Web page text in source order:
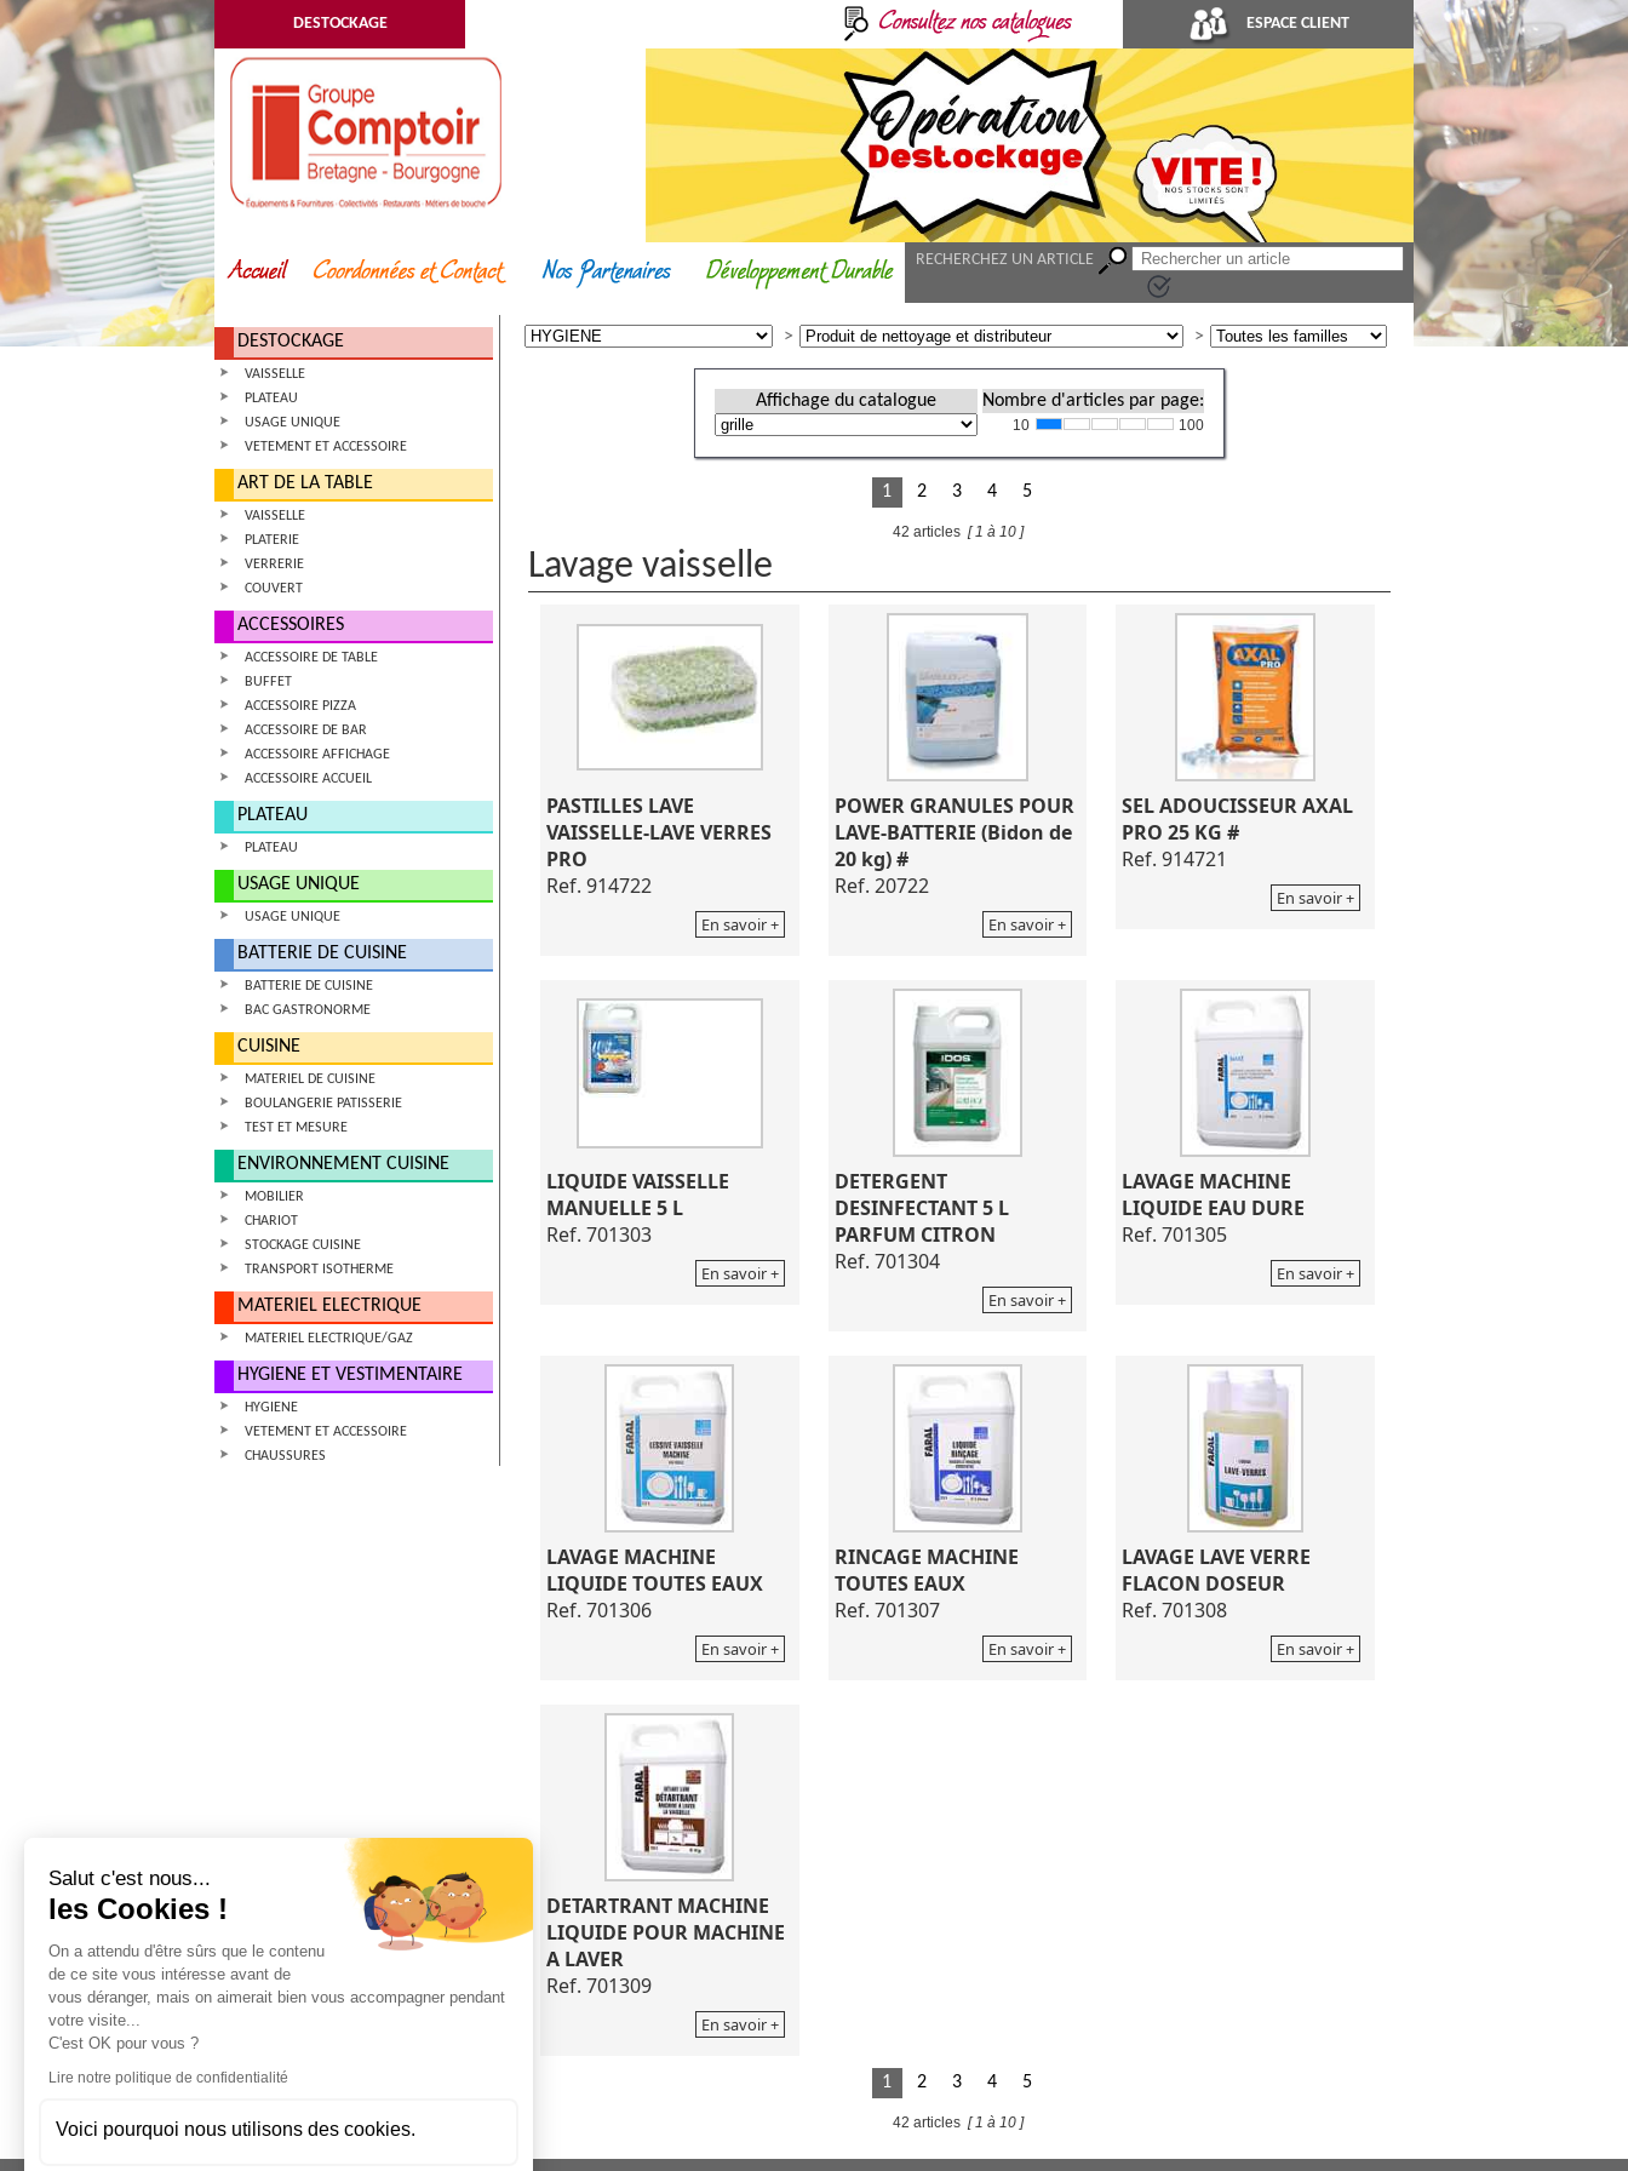
Salut c'est nous...
les Cookies !
On a attendu d'être sûrs que le contenu
de ce site vous intéresse avant de
vous déranger, mais on aimerait bien vous accompagner pendant
votre visite...
C'est OK pour vous ?
Lire notre politique de confidentialité
Voici pourquoi nous utilisons des cookies.
DESTOCKAGE ESPACE CLIENT
RECHERCHEZ UN ARTICLE
DESTOCKAGE
VAISSELLE
PLATEAU
USAGE UNIQUE
VETEMENT ET ACCESSOIRE
ART DE LA TABLE
VAISSELLE
PLATERIE
VERRERIE
COUVERT
ACCESSOIRES
ACCESSOIRE DE TABLE
BUFFET
ACCESSOIRE PIZZA
ACCESSOIRE DE BAR
ACCESSOIRE AFFICHAGE
ACCESSOIRE ACCUEIL
PLATEAU
PLATEAU
USAGE UNIQUE
USAGE UNIQUE
BATTERIE DE CUISINE
BATTERIE DE CUISINE
BAC GASTRONORME
CUISINE
MATERIEL DE CUISINE
BOULANGERIE PATISSERIE
TEST ET MESURE
ENVIRONNEMENT CUISINE
MOBILIER
CHARIOT
STOCKAGE CUISINE
TRANSPORT ISOTHERME
MATERIEL ELECTRIQUE
MATERIEL ELECTRIQUE/GAZ
HYGIENE ET VESTIMENTAIRE
HYGIENE
VETEMENT ET ACCESSOIRE
CHAUSSURES
Affichage du catalogue Nombre d'articles par page:
10 100
1 2 3 4 5
42 articles [ 1 à 10 ]
Lavage vaisselle
PASTILLES LAVE
VAISSELLE-LAVE VERRES
PRO
Ref. 914722
En savoir +
POWER GRANULES POUR
LAVE-BATTERIE (Bidon de
20 kg) #
Ref. 20722
En savoir +
SEL ADOUCISSEUR AXAL
PRO 25 KG #
Ref. 914721
En savoir +
LIQUIDE VAISSELLE
MANUELLE 5 L
Ref. 701303
En savoir +
DETERGENT
DESINFECTANT 5 L
PARFUM CITRON
Ref. 701304
En savoir +
LAVAGE MACHINE
LIQUIDE EAU DURE
Ref. 701305
En savoir +
LAVAGE MACHINE
LIQUIDE TOUTES EAUX
Ref. 701306
En savoir +
RINCAGE MACHINE
TOUTES EAUX
Ref. 701307
En savoir +
LAVAGE LAVE VERRE
FLACON DOSEUR
Ref. 701308
En savoir +
DETARTRANT MACHINE
LIQUIDE POUR MACHINE
A LAVER
Ref. 701309
En savoir +
1 2 3 4 5
42 articles [ 1 à 10 ]